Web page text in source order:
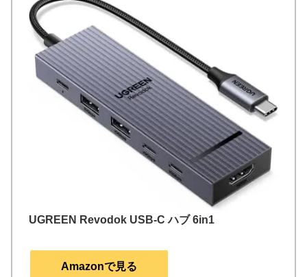
UGREEN Revodok USB-C ハブ 6in1
Amazonで見る